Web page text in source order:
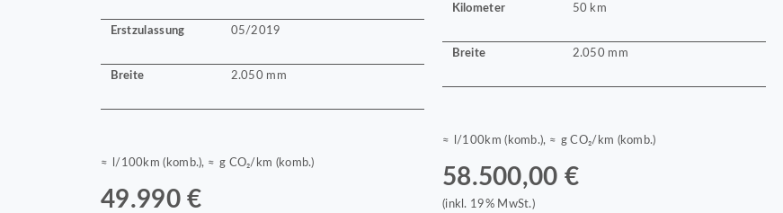
Erstzulassung 05/2019
Breite 2.050 mm
≈ l/100km (komb.), ≈ g CO₂/km (komb.)
49.990 €
Kilometer 50 km
Breite 2.050 mm
≈ l/100km (komb.), ≈ g CO₂/km (komb.)
58.500,00 €
(inkl. 19% MwSt.)